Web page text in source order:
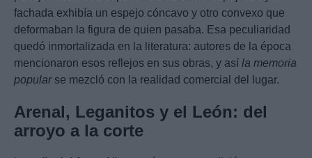
fachada exhibía un espejo cóncavo y otro convexo que
deformaban la figura de quien pasaba. Esa peculiaridad
quedó inmortalizada en la literatura: autores de la época
mencionaron esos reflejos en sus obras, y así la memoria
popularse mezcló con la realidad comercial del lugar.
Arenal, Leganitos y el León: del
arroyo a la corte